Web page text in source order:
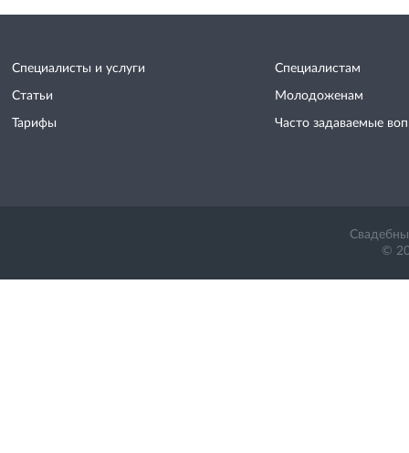
Специалисты и услуги
Статьи
Тарифы
Специалистам
Молодоженам
Часто задаваемые
©